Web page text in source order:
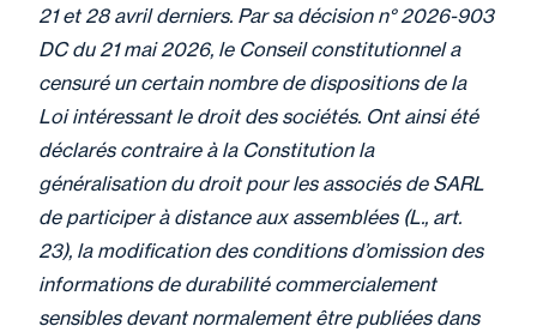
Crise du Moyen-Orient et
pouvoir d’achat des salariés
: pensez au télétravail et au
covoiturage !
Actualité 29 mai 2026
Fidal accompagne les
21 et 28 avril derniers. Par sa décision n° 2026-903
DC du 21 mai 2026, le Conseil constitutionnel a
censuré un certain nombre de dispositions de la
Loi intéressant le droit des sociétés. Ont ainsi été
déclarés contraire à la Constitution la
généralisation du droit pour les associés de SARL
de participer à distance aux assemblées (L., art.
23), la modification des conditions d’omission des
informations de durabilité commercialement
sensibles devant normalement être publiées dans